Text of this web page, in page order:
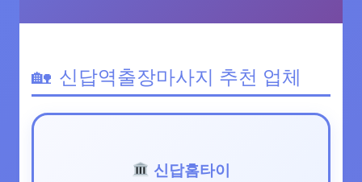
신답역출장마사지 추천 업체
신답홈타이